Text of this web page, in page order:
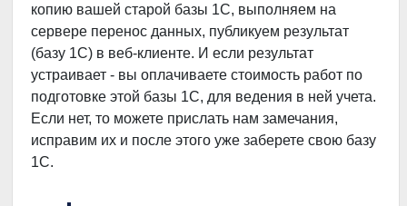
копию вашей старой базы 1С, выполняем на
сервере перенос данных, публикуем результат
(базу 1С) в веб-клиенте. И если результат
устраивает - вы оплачиваете стоимость работ по
подготовке этой базы 1С, для ведения в ней учета.
Если нет, то можете прислать нам замечания,
исправим их и после этого уже заберете свою базу
1С.